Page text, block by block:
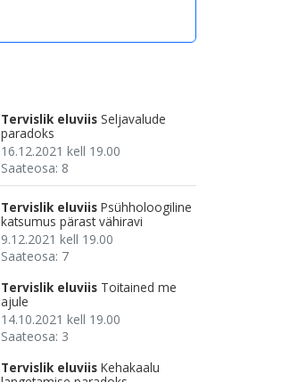
Tervislik eluviis Seljavalude
paradoks
16.12.2021 kell 19.00
Saateosa: 8
Tervislik eluviis Psühholoogiline
katsumus pärast vähiravi
9.12.2021 kell 19.00
Saateosa: 7
Tervislik eluviis Toitained me
ajule
14.10.2021 kell 19.00
Saateosa: 3
Tervislik eluviis Kehakaalu